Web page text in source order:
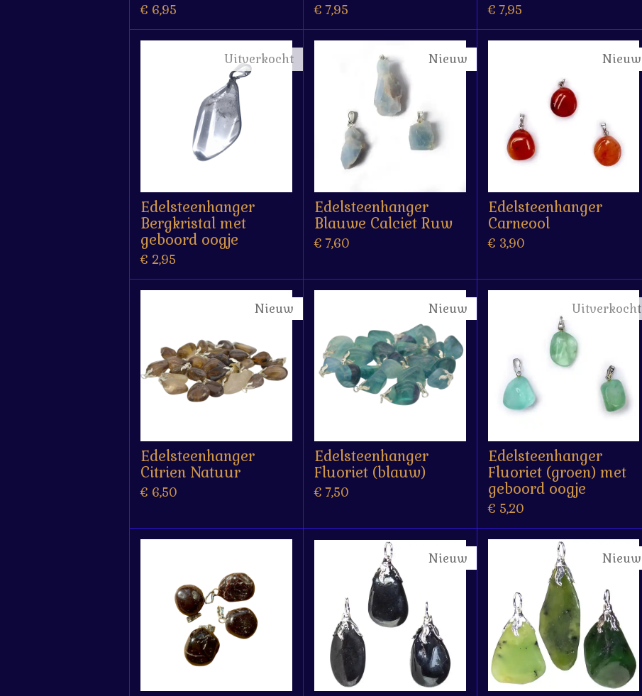
€ 6,95 € 7,95 € 7,95
Uitverkocht
Edelsteenhanger
Bergkristal met
geboord oogje
€ 2,95
Nieuw
Edelsteenhanger
Blauwe Calciet Ruw
€ 7,60
Nieuw
Edelsteenhanger
Carneool
€ 3,90
Nieuw
Edelsteenhanger
Citrien Natuur
€ 6,50
Nieuw
Edelsteenhanger
Fluoriet (blauw)
€ 7,50
Uitverkocht
Edelsteenhanger
Fluoriet (groen) met
geboord oogje
€ 5,20
Nieuw Nieuw